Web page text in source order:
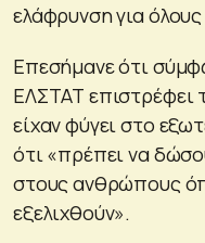
ελάφρυνση για
Επεσήμανε ότι
ΕΛΣΤΑΤ
είχαν φύγει στο
ότι «πρέπει να
στους ανθρώπους
εξελιχθούν».